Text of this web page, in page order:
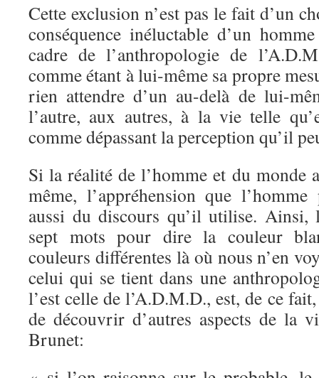
Cette exclusion n’est pas le fait d’un
conséquence inéluctable d’un
cadre de l’anthropologie de
comme étant à lui-même sa propre
rien attendre d’un au-delà de lui-
l’autre, aux autres, à la vie telle
comme dépassant la perception qu’il
Si la réalité de l’homme et du monde
même, l’appréhension que
aussi du discours qu’il utilise. Ainsi,
sept mots pour dire la couleur
couleurs différentes là où nous n’en
celui qui se tient dans une
l’est celle de l’A.D.M.D., est, de ce
de découvrir d’autres aspects de la
Brunet: